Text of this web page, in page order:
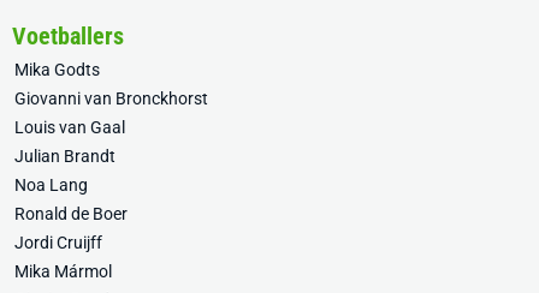
Voetballers
Mika Godts
Giovanni van Bronckhorst
Louis van Gaal
Julian Brandt
Noa Lang
Ronald de Boer
Jordi Cruijff
Mika Mármol